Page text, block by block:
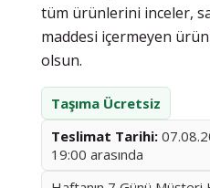
tüm ürünlerini inceler,
maddesi içermeyen
olsun.
Taşıma Ücretsiz
Teslimat Tarihi:
19:00 arasında